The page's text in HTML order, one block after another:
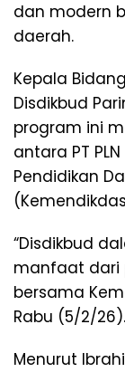
dan modern
daerah.
Kepala
Disdikbud
program ini
antara PT
Pendidikan
“Disdikbud
manfaat dari
bersama
Rabu (5/2/26).
Menurut